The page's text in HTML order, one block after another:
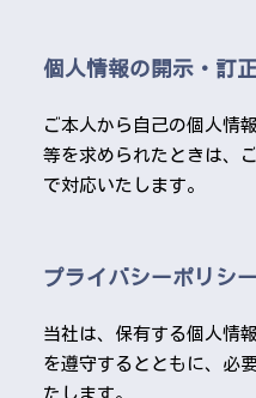
個人情報の開示・訂
ご本人から自己の個人情
等を求められたときは、
で対応いたします。
プライバシーポリシ
当社は、保有する個人情
を遵守するとともに、必
たします。